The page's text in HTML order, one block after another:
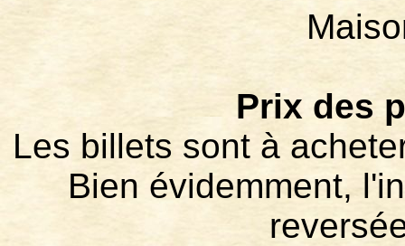
Prix des
Les billets sont à
Bien évidemment,